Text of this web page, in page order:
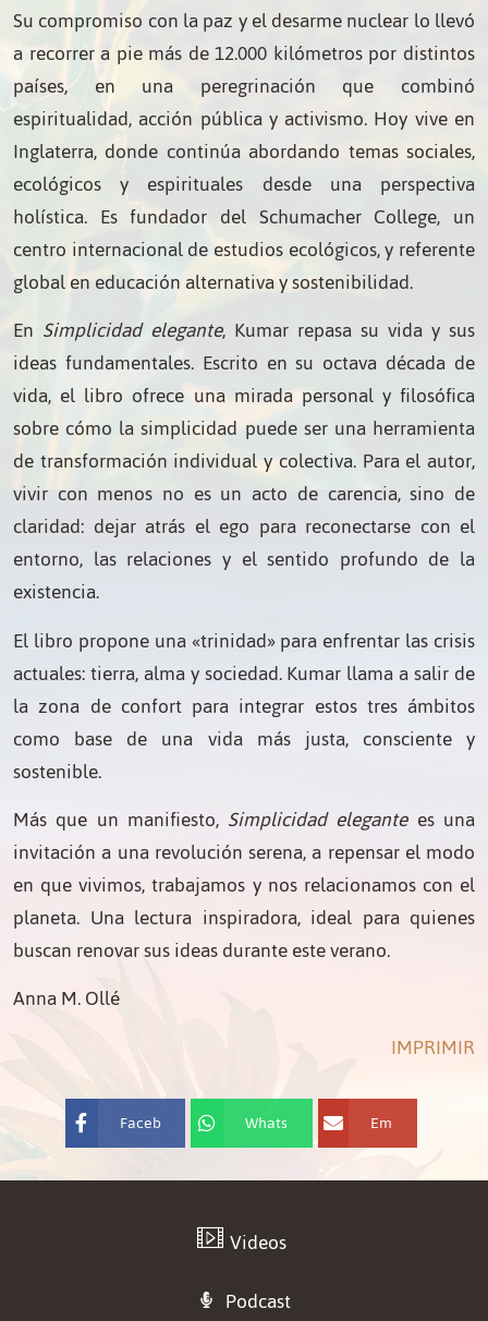
Su compromiso con la paz y el desarme nuclear lo llevó
a recorrer a pie más de 12.000 kilómetros por distintos
países, en una peregrinación que combinó
espiritualidad, acción pública y activismo. Hoy vive en
Inglaterra, donde continúa abordando temas sociales,
ecológicos y espirituales desde una perspectiva
holística. Es fundador del Schumacher College, un
centro internacional de estudios ecológicos, y referente
global en educación alternativa y sostenibilidad.
En Simplicidad elegante, Kumar repasa su vida y sus
ideas fundamentales. Escrito en su octava década de
vida, el libro ofrece una mirada personal y filosófica
sobre cómo la simplicidad puede ser una herramienta
de transformación individual y colectiva. Para el autor,
vivir con menos no es un acto de carencia, sino de
claridad: dejar atrás el ego para reconectarse con el
entorno, las relaciones y el sentido profundo de la
existencia.
El libro propone una «trinidad» para enfrentar las crisis
actuales: tierra, alma y sociedad. Kumar llama a salir de
la zona de confort para integrar estos tres ámbitos
como base de una vida más justa, consciente y
sostenible.
Más que un manifiesto, Simplicidad elegantees una
invitación a una revolución serena, a repensar el modo
en que vivimos, trabajamos y nos relacionamos con el
planeta. Una lectura inspiradora, ideal para quienes
buscan renovar sus ideas durante este verano.
Anna M. Ollé
IMPRIMIR
Faceb
Whats
Em
Videos
Podcast